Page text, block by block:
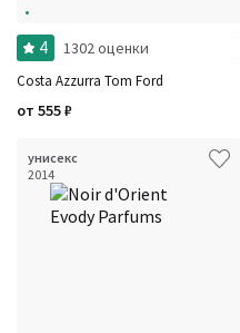
4 1302 оценки
Costa Azzurra Tom Ford
от 555₽
унисекс
2014